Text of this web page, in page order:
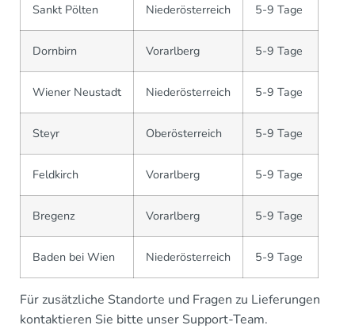
Sankt Pölten Niederösterreich 5-9 Tage
Dornbirn Vorarlberg 5-9 Tage
Wiener Neustadt Niederösterreich 5-9 Tage
Steyr Oberösterreich 5-9 Tage
Feldkirch Vorarlberg 5-9 Tage
Bregenz Vorarlberg 5-9 Tage
Baden bei Wien Niederösterreich 5-9 Tage
Für zusätzliche Standorte und Fragen zu Lieferungen
kontaktieren Sie bitte unser Support-Team.